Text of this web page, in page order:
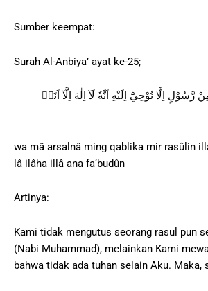
Sumber keempat:
Surah Al-Anbiya’ ayat ke-25;
رَّسُوْلٍ اِلَّا نُوْحِيْٓ اِلَيْهِ اَنَّهٗ لَآ اِلٰهَ اِلَّآ اَنَا۠
wa mâ arsalnâ ming qablika mir rasûlin
lâ ilâha illâ ana fa‘budûn
Artinya:
Kami tidak mengutus seorang rasul pun
(Nabi Muhammad), melainkan Kami
bahwa tidak ada tuhan selain Aku. Maka,